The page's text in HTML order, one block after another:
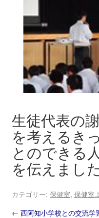
生徒代表の
を考えるき
とのできる
を伝えました
カテゴリー: 保健室, 保健室
← 西阿知小学校との交流学